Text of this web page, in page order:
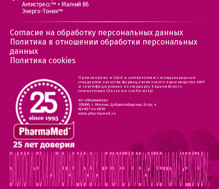
Антистресс™ + Магний В6
Энерго-Тоник™
Согласие на обработку персональных данных
Политика в отношении обработки персональных
данных
Политика cookies
Произведено в США в соответствии с международным
стандартом качества фармацевтического производства GMP
и сертифицировано по стандарту Евразийского
соответствия (Eurasion Conformity)
АО «Фармамед»
105066, г. Москва, Доброслободская, 8 стр. 4
8(495) 744-0618
www.pharmamed.ru